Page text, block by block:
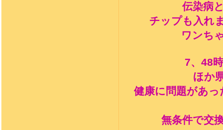
伝染病
チップも入れ
ワンち
7、 48
ほか
健康に問題があ
無条件で交